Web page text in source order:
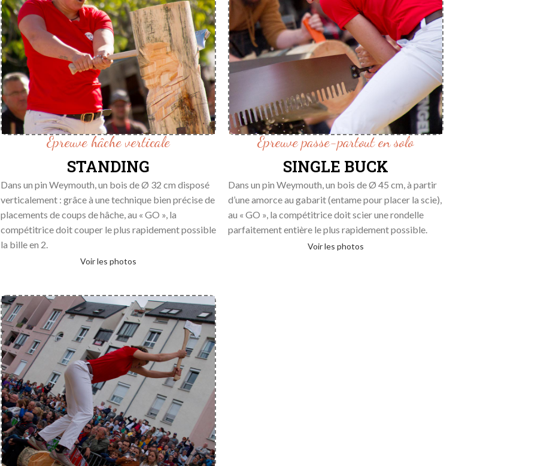
Epreuve hâche verticale
STANDING
Dans un pin Weymouth, un bois de Ø 32 cm disposé
verticalement : grâce à une technique bien précise de
placements de coups de hâche, au « GO », la
compétitrice doit couper le plus rapidement possible
la bille en 2.
Voir les photos
Epreuve passe-partout en solo
SINGLE BUCK
Dans un pin Weymouth, un bois de Ø 45 cm, à partir
d’une amorce au gabarit (entame pour placer la scie),
au « GO », la compétitrice doit scier une rondelle
parfaitement entière le plus rapidement possible.
Voir les photos